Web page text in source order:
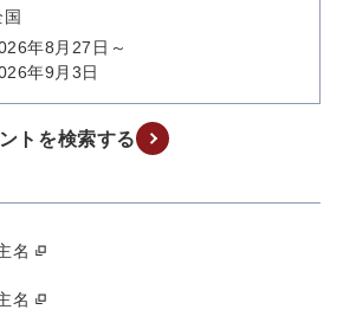
年8月27日～
年9月3日
トを検索する
名
名